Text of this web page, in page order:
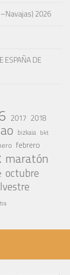
2026
ESPAÑA DE
2017 2018
bizkaia bkt
febrero
maratón
octubre